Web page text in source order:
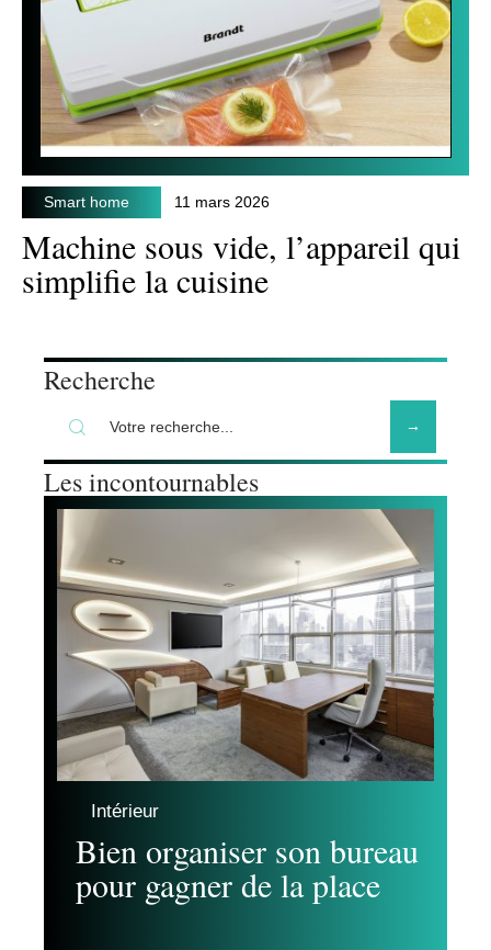
Smart home 11 mars 2026
Machine sous vide, l’appareil qui
simplifie la cuisine
Recherche
Les incontournables
Intérieur
Bien organiser son bureau
pour gagner de la place